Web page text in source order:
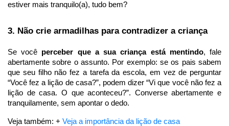
estiver mais tranquilo(a), tudo bem?
3. Não crie armadilhas para contradizer a criança
Se você perceber que a sua criança está mentindo, fale
abertamente sobre o assunto. Por exemplo: se os pais sabem
que seu filho não fez a tarefa da escola, em vez de perguntar
“Você fez a lição de casa?”, podem dizer “Vi que você não fez a
lição de casa. O que aconteceu?”. Converse abertamente e
tranquilamente, sem apontar o dedo.
Veja também: + Veja a importância da lição de casa